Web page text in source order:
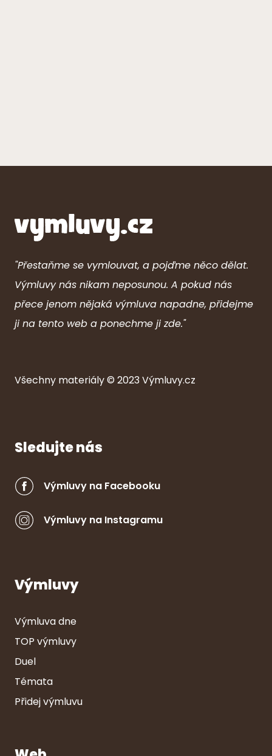
"Přestaňme se vymlouvat, a pojďme něco dělat.
Výmluvy nás nikam neposunou. A pokud nás
přece jenom nějaká výmluva napadne, přidejme
ji na tento web a ponechme ji zde."
Všechny materiály © 2023Výmluvy.cz
Sledujte nás
Výmluvy na Facebooku
Výmluvy na Instagramu
Výmluvy
Výmluva dne
TOP výmluvy
Duel
Témata
Přidej výmluvu